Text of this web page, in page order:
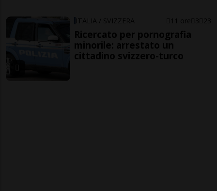
ITALIA / SVIZZERA 11 ore 3 23
Ricercato per pornografia
minorile: arrestato un
cittadino svizzero-turco